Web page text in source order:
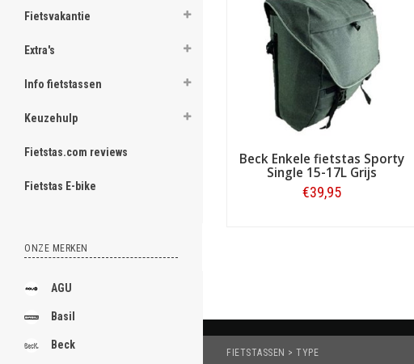
Fietsvakantie
Extra's
Info fietstassen
Keuzehulp
Fietstas.com reviews
Fietstas E-bike
ONZE MERKEN
AGU
Basil
Beck
.
.
.
[email protected]
Beck Enkele fietstas Sporty
Single 15-17L Grijs
€39,95
FIETSTASSEN > TYPE